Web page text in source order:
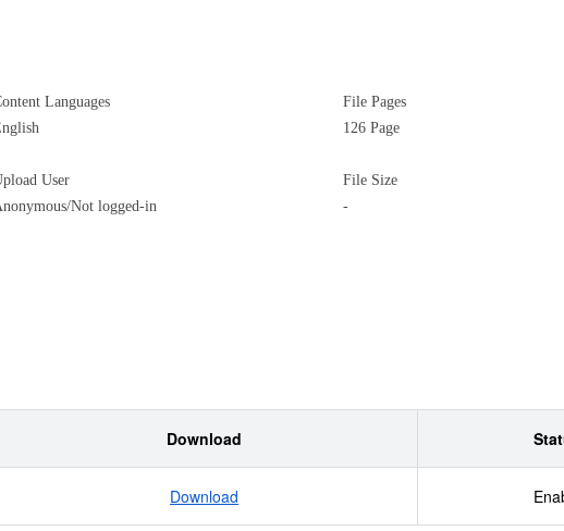
Languages
User
Not logged-in
File Pages
126 Page
File Size
-
Download
Download